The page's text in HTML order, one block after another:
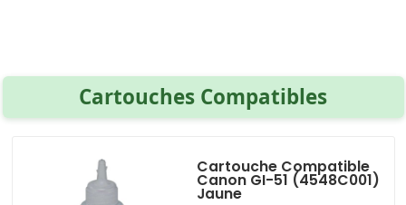
Cartouches Compatibles
Cartouche Compatible
Canon GI-51 (4548C001)
Jaune